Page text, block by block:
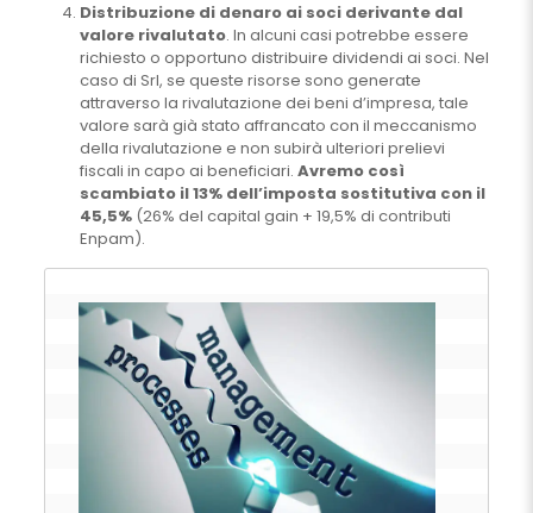
Distribuzione di denaro ai soci derivante dal
valore rivalutato. In alcuni casi potrebbe essere
richiesto o opportuno distribuire dividendi ai soci. Nel
caso di Srl, se queste risorse sono generate
attraverso la rivalutazione dei beni d’impresa, tale
valore sarà già stato affrancato con il meccanismo
della rivalutazione e non subirà ulteriori prelievi
fiscali in capo ai beneficiari. Avremo così
scambiato il 13% dell’imposta sostitutiva con il
45,5%(26% del capital gain + 19,5% di contributi
Enpam).